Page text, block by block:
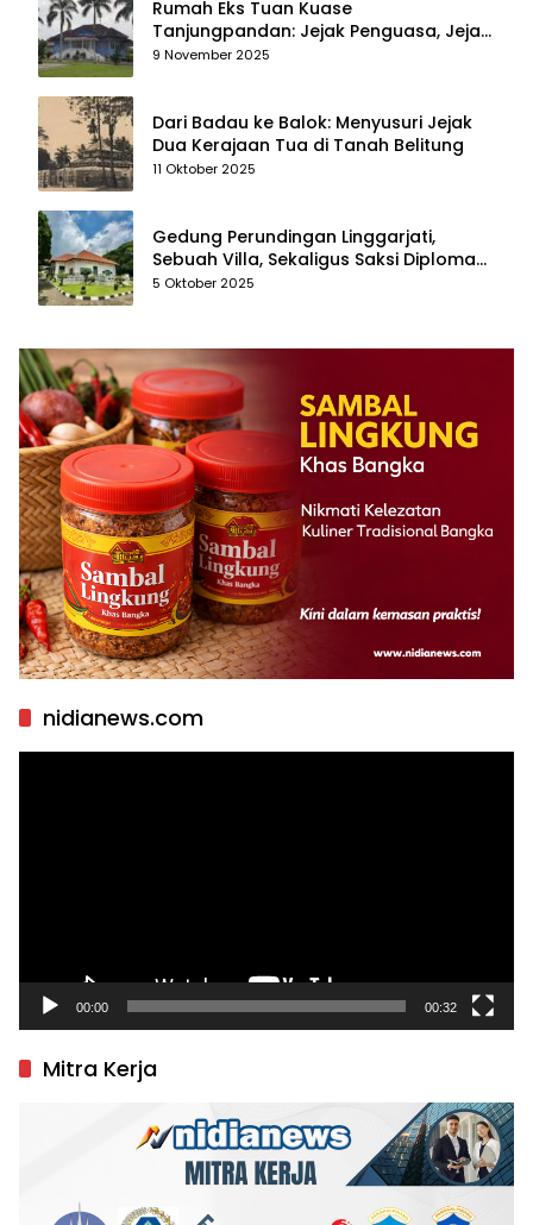
Rumah Eks Tuan Kuase
Tanjungpandan: Jejak Penguasa, Jejak
Kenangan
9 November 2025
Dari Badau ke Balok: Menyusuri Jejak
Dua Kerajaan Tua di Tanah Belitung
11 Oktober 2025
Gedung Perundingan Linggarjati,
Sebuah Villa, Sekaligus Saksi Diplomasi
yang Mengubah Arah Bangsa
5 Oktober 2025
nidianews.com
00:00 00:32
Mitra Kerja